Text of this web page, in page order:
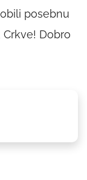
posebnu
Dobro